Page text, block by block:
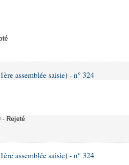
assemblée saisie) - n° 324
- Rejeté
assemblée saisie) - n° 324